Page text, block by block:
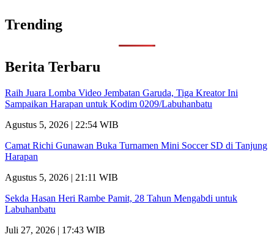
Trending
Berita Terbaru
Raih Juara Lomba Video Jembatan Garuda, Tiga Kreator Ini
Sampaikan Harapan untuk Kodim 0209/Labuhanbatu
Agustus 5, 2026 | 22:54 WIB
Camat Richi Gunawan Buka Turnamen Mini Soccer SD di Tanjung
Harapan
Agustus 5, 2026 | 21:11 WIB
Sekda Hasan Heri Rambe Pamit, 28 Tahun Mengabdi untuk
Labuhanbatu
Juli 27, 2026 | 17:43 WIB